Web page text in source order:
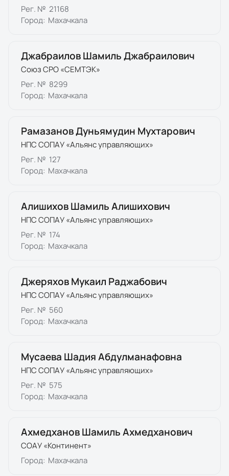
Рег. № 21168
Город: Махачкала
Джабраилов Шамиль Джабраилович
Союз СРО «СЕМТЭК»
Рег. № 8299
Город: Махачкала
Рамазанов Дуньямудин Мухтарович
НПС СОПАУ «Альянс управляющих»
Рег. № 127
Город: Махачкала
Алишихов Шамиль Алишихович
НПС СОПАУ «Альянс управляющих»
Рег. № 174
Город: Махачкала
Джеряхов Мукаил Раджабович
НПС СОПАУ «Альянс управляющих»
Рег. № 560
Город: Махачкала
Мусаева Шадия Абдулманафовна
НПС СОПАУ «Альянс управляющих»
Рег. № 575
Город: Махачкала
Ахмедханов Шамиль Ахмедханович
СОАУ «Континент»
Город: Махачкала